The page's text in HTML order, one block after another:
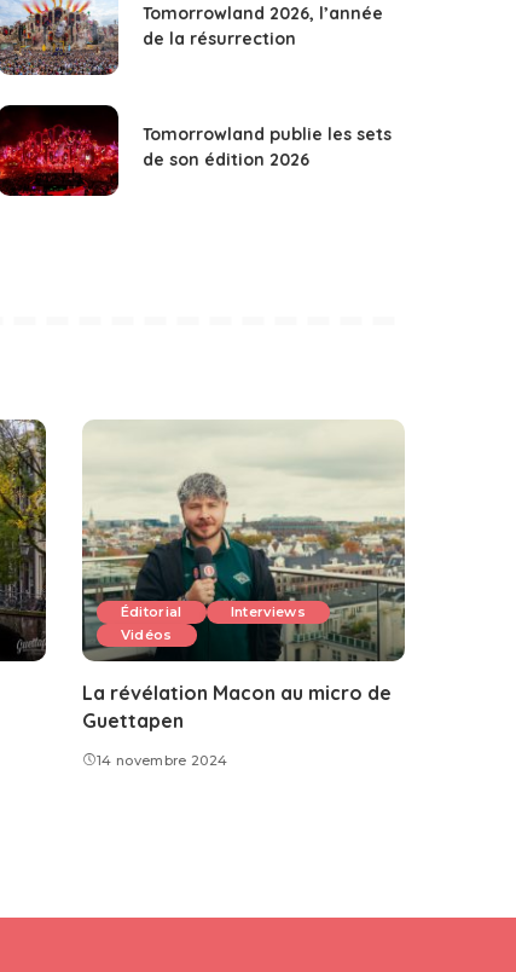
Tomorrowland 2026, l’année
de la résurrection
Tomorrowland publie les sets
de son édition 2026
Éditorial
Interviews
Vidéos
La révélation Macon au micro de
Guettapen
14 novembre 2024